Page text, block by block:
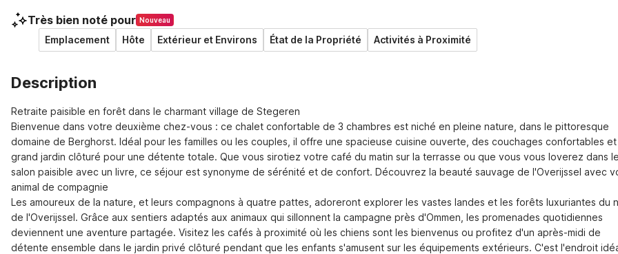
Très bien noté pour Nouveau
Emplacement Hôte Extérieur et Environs État de la Propriété Activités à Proximité
Description
Retraite paisible en forêt dans le charmant village de Stegeren
Bienvenue dans votre deuxième chez-vous : ce chalet confortable de 3 chambres est niché en pleine nature, dans le pittoresque
domaine de Berghorst. Idéal pour les familles ou les couples, il offre une spacieuse cuisine ouverte, des couchages confortables et
grand jardin clôturé pour une détente totale. Que vous sirotiez votre café du matin sur la terrasse ou que vous vous loverez dans
salon paisible avec un livre, ce séjour est synonyme de sérénité et de confort. Découvrez la beauté sauvage de l'Overijssel avec
animal de compagnie
Les amoureux de la nature, et leurs compagnons à quatre pattes, adoreront explorer les vastes landes et les forêts luxuriantes du
de l'Overijssel. Grâce aux sentiers adaptés aux animaux qui sillonnent la campagne près d'Ommen, les promenades quotidiennes
deviennent une aventure partagée. Visitez les cafés à proximité où les chiens sont les bienvenus ou profitez d'un après-midi de
détente ensemble dans le jardin privé clôturé pendant que les enfants s'amusent sur les équipements extérieurs. C'est l'endroit